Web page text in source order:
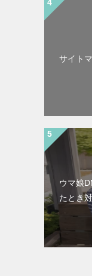
サイト
ウマ娘
たとき